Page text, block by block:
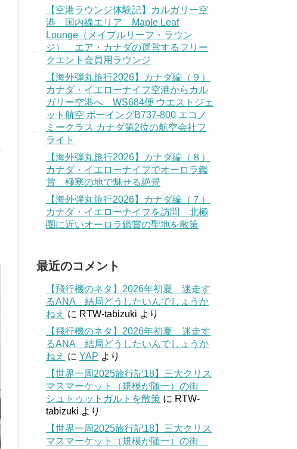
【空港ラウンジ体験記】カルガリー空
港 国内線エリア Maple Leaf
Lounge（メイプルリーフ・ラウン
ジ） エア・カナダの運営するフリー
クエント会員用ラウンジ
【海外弾丸旅行2026】カナダ編（９）
カナダ・イエローナイフ空港からカル
ガリー空港へ WS684便 ウエストジェ
ット航空 ボーイングB737-800 エコノ
ミークラス カナダ第2位の航空会社フ
ライト
【海外弾丸旅行2026】カナダ編（８）
カナダ・イエローナイフでオーロラ鑑
賞 極寒の地で魅せる絶景
【海外弾丸旅行2026】カナダ編（７）
カナダ・イエローナイフを訪問 北極
圏に近いオーロラ鑑賞の聖地を散策
最近のコメント
【飛行機のネタ】2026年初夏 迷走す
るANA 結局どうしたいんでしょうか
ねえ に RTW-tabizuki より
【飛行機のネタ】2026年初夏 迷走す
るANA 結局どうしたいんでしょうか
ねえ に YAP より
【世界一周2025旅行記18】三大クリス
マスマーケット（規模が随一）の街
シュトゥットガルトを散策 に RTW-
tabizuki より
【世界一周2025旅行記18】三大クリス
マスマーケット（規模が随一）の街